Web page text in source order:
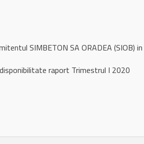
SIMBETON SA ORADEA (SIOB)
raport Trimestrul I 2020